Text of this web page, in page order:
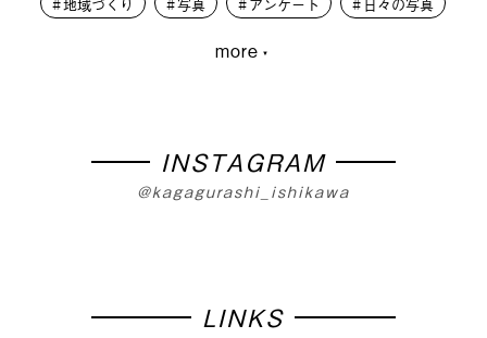
PLUSKAGA
more
INSTAGRAM
@kagagurashi_ishikawa
LINKS